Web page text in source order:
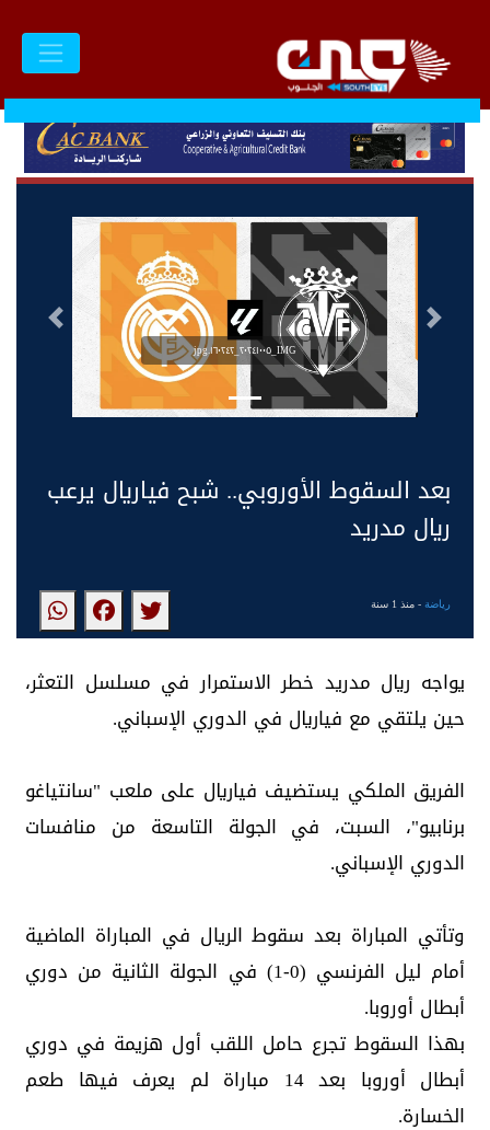
IMG_٢٠٢٤١٠٠٥_١٦٠٢٤٢.jpg
التالى السابق
بعد السقوط الأوروبي.. شبح فياريال يرعب
ريال مدريد
رياضة- منذ 1 سنة
يواجه ريال مدريد خطر الاستمرار في مسلسل التعثر،
حين يلتقي مع فياريال في الدوري الإسباني.
الفريق الملكي يستضيف فياريال على ملعب "سانتياغو
برنابيو"، السبت، في الجولة التاسعة من منافسات
الدوري الإسباني.
وتأتي المباراة بعد سقوط الريال في المباراة الماضية
أمام ليل الفرنسي (0-1) في الجولة الثانية من دوري
أبطال أوروبا.
بهذا السقوط تجرع حامل اللقب أول هزيمة في دوري
أبطال أوروبا بعد 14 مباراة لم يعرف فيها طعم
الخسارة.